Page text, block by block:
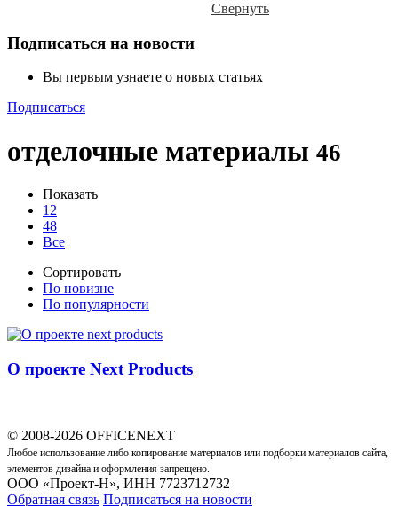
Свернуть
Подписаться на новости
Вы первым узнаете о новых статьях
Подписаться
отделочные материалы 46
Показать
12
48
Все
Сортировать
По новизне
По популярности
О проекте Next Products
© 2008-2026 OFFICENEXT
Любое использование либо копирование материалов или подборки материалов сайта,
элементов дизайна и оформления запрещено.
ООО «Проект-Н», ИНН 7723712732
Обратная связь Подписаться на новости